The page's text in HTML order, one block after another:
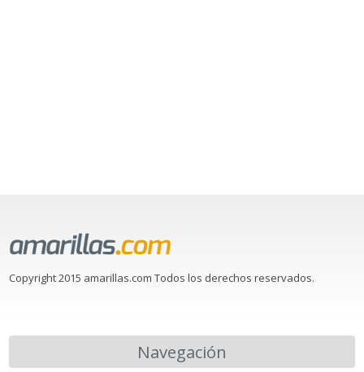
Copyright 2015 amarillas.com Todos los derechos reservados.
Navegación